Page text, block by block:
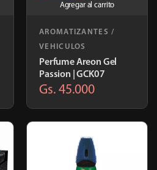
Agregar al carrito
AROMATIZANTES /
VEHICULOS
Perfume Areon Gel
Passion | GCK07
Gs. 45.000